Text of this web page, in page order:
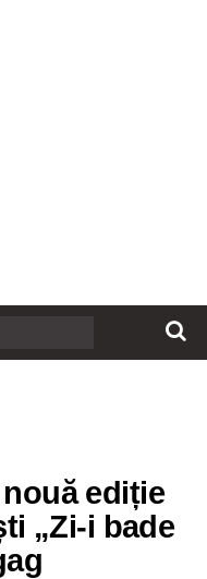
nouă ediție
„Zi-i bade